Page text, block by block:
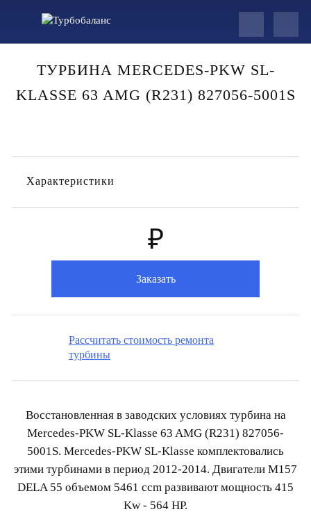
ТУРБИНА MERCEDES-PKW SL-
KLASSE 63 AMG (R231) 827056-5001S
Характеристики
₽
Заказать
Рассчитать стоимость ремонта
турбины
Восстановленная в заводских условиях турбина на
Mercedes-PKW SL-Klasse 63 AMG (R231) 827056-
5001S. Mercedes-PKW SL-Klasse комплектовались
этими турбинами в период 2012-2014. Двигатели M157
DELA 55 объемом 5461 ccm развивают мощность 415
Kw - 564 HP.